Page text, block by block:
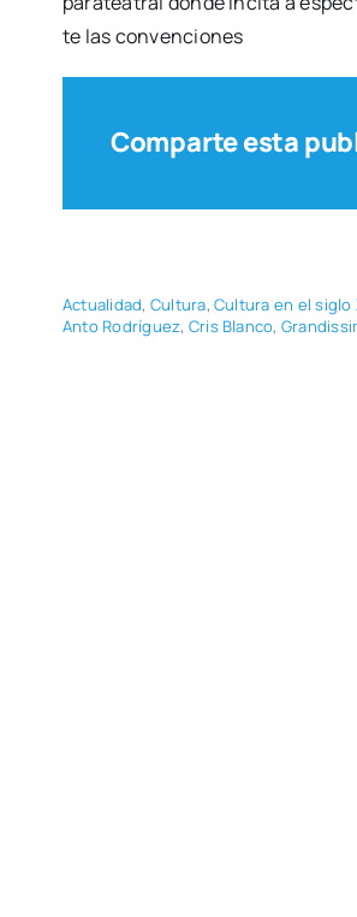
te las con­ven­cio­nes
Comparte esta
Actua­li­dad, Cul­tu­ra, Cul­tu­ra en el siglo
Anto Rodrí­guez, Cris Blan­co,